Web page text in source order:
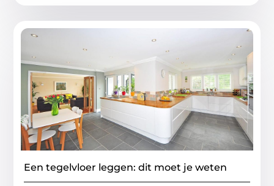
Een tegelvloer leggen: dit moet je weten